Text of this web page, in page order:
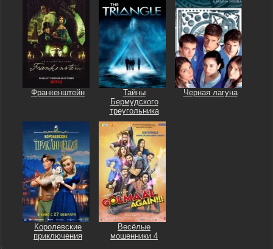
Франкенштейн
Тайны
Бермудского
треугольника
Черная лагуна
Королевские
приключения
Весёлые
мошенники 4